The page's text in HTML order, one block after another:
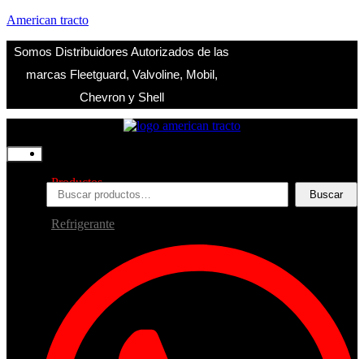
American tracto
Somos Distribuidores Autorizados de las
marcas Fleetguard, Valvoline, Mobil,
Chevron y Shell
Productos
Filtros
Refrigerante
Contacto
Acceder
Iniciar Sesion
Registro
Restablecer la contraseña
Buscar